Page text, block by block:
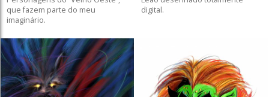
que fazem parte do meu
imaginário.
digital.